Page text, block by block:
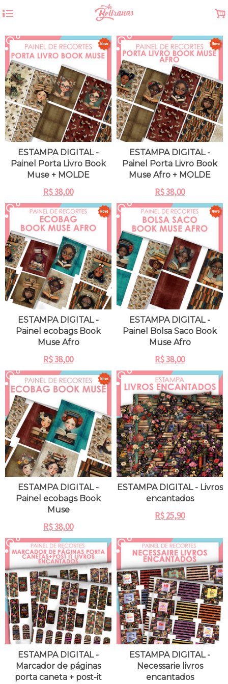
4 .
ESTAMPA DIGITAL -
Painel Porta Livro Book
Muse + MOLDE
R$38,00
ESTAMPA DIGITAL -
Painel Porta Livro Book
Muse Afro + MOLDE
R$38,00
ESTAMPA DIGITAL -
Painel ecobags Book
Muse Afro
R$38,00
ESTAMPA DIGITAL -
Painel Bolsa Saco Book
Muse Afro
R$38,00
ESTAMPA DIGITAL -
Painel ecobags Book
Muse
R$38,00
ESTAMPA DIGITAL - Livros
encantados
R$25,90
ESTAMPA DIGITAL -
Marcador de páginas
porta caneta + post-it
ESTAMPA DIGITAL -
Necessarie livros
encantados